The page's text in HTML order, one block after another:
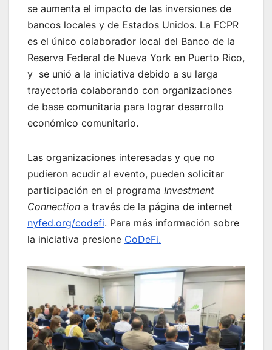
se aumenta el impacto de las inversiones de
bancos locales y de Estados Unidos. La FCPR
es el único colaborador local del Banco de la
Reserva Federal de Nueva York en Puerto Rico,
y se unió a la iniciativa debido a su larga
trayectoria colaborando con organizaciones
de base comunitaria para lograr desarrollo
económico comunitario.
Las organizaciones interesadas y que no
pudieron acudir al evento, pueden solicitar
participación en el programa Investment
Connection a través de la página de internet
nyfed.org/codefi. Para más información sobre
la iniciativa presione CoDeFi.